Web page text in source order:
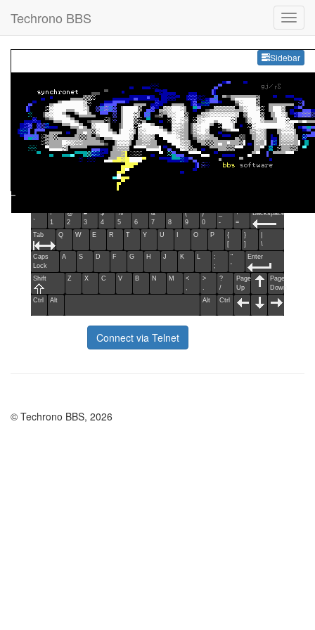
Techrono BBS
Sidebar
~
`
!
1
@
2
#
3
$
4
%
5
^
6
&
7
*
8
(
9
)
0
_
-
+
=
Backspace
Tab Q W E R T Y U O P
{
[
}
]
\
Caps
Lock
A S D F G H J K L
:
;
"
'
Enter
Shift Z X C V B N M
<
,
>
.
?
/
Page
Up
Page
Down
Ctrl
Alt Alt Ctrl
Connect via Telnet
© Techrono BBS, 2026